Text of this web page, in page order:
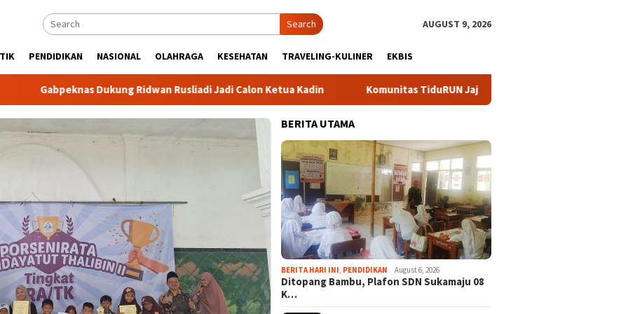
Search AUGUST 9, 2026
PENDIDIKAN NASIONAL OLAHRAGA KESEHATAN TRAVELING-KULINER EKBIS
Dukung Ridwan Rusliadi Jadi Calon Ketua Kadin Komunitas TiduRUN Jajal Jalur Baru Trekking dan Trail Run
BERITA UTAMA
BERITA HARI INI PENDIDIKAN August 6, 2026
Ditopang Bambu, Plafon SDN Sukamaju 08
K…